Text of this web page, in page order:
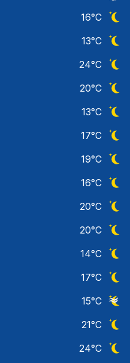
16°C
13°C
24°C
20°C
13°C
17°C
19°C
16°C
20°C
20°C
14°C
17°C
15°C
21°C
24°C